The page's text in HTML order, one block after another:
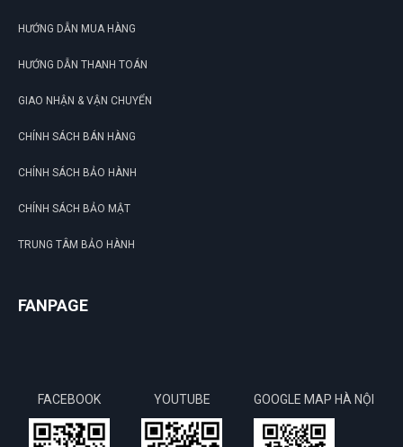
HƯỚNG DẪN MUA HÀNG
HƯỚNG DẪN THANH TOÁN
GIAO NHẬN & VẬN CHUYỂN
CHÍNH SÁCH BÁN HÀNG
CHÍNH SÁCH BẢO HÀNH
CHÍNH SÁCH BẢO MẬT
TRUNG TÂM BẢO HÀNH
FANPAGE
FACEBOOK YOUTUBE GOOGLE MAP HÀ NỘI